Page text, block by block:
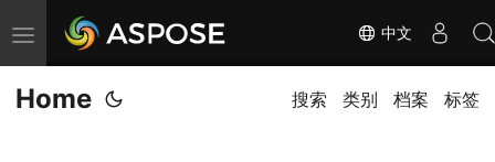
切
换
导
中文
Home 搜索 类别 档案 标签